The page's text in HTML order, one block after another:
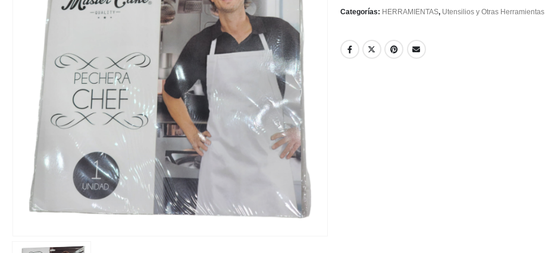
Categorías: HERRAMIENTAS, Utensilios y Otras Herramientas